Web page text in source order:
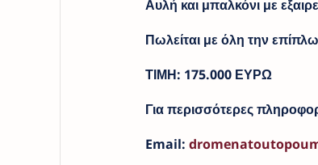
Αυλή και μπαλκόνι με
Πωλείται με όλη την
ΤΙΜΗ: 175.000 ΕΥΡΩ
Για περισσότερες
Email: